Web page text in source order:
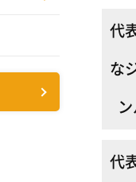
代
な
代